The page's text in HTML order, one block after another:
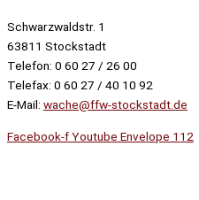
Schwarzwaldstr. 1
63811 Stockstadt
Telefon: 0 60 27 / 26 00
Telefax: 0 60 27 / 40 10 92
E-Mail: wache@ffw-stockstadt.de
Facebook-fYoutube Envelope 112